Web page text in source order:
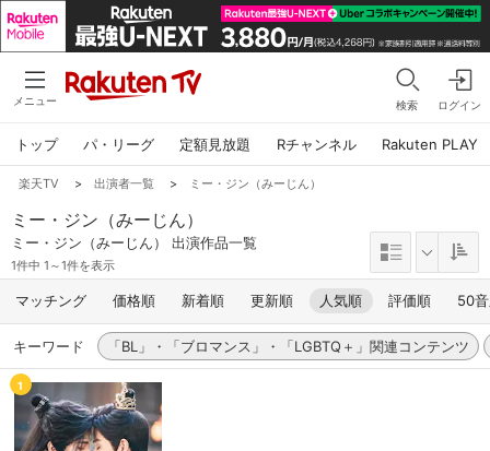
メニュー 検索 ログイン
トップ パ・リーグ 定額見放題 Rチャンネル Rakuten PLAY
楽天TV > 出演者一覧 > ミー・ジン（みーじん）
ミー・ジン（みーじん）
ミー・ジン（みーじん） 出演作品一覧
1件中 1～1件を表示
マッチング 価格順 新着順 更新順 人気順 評価順 50
キーワード 「BL」・「ブロマンス」・「LGBTQ＋」関連コンテンツ
1